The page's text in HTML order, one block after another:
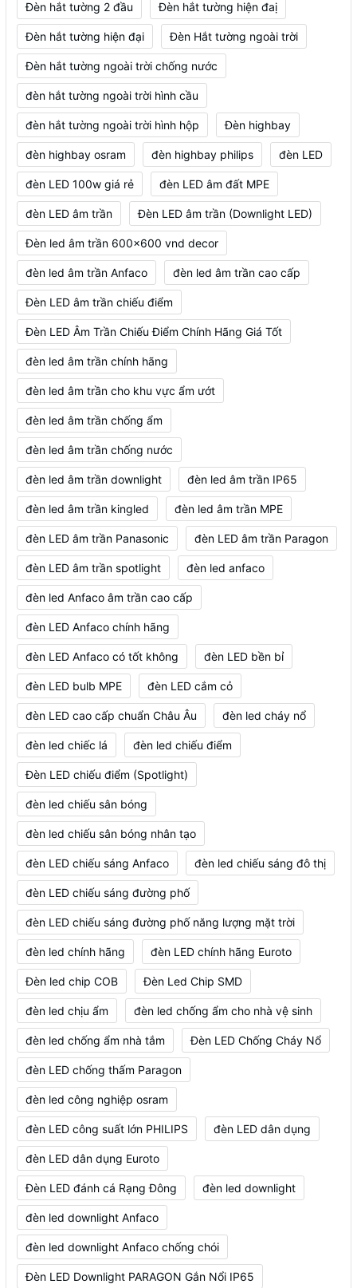
Đèn hắt tường 2 đầu Đèn hắt tường hiện đaị
Đèn hắt tường hiện đại Đèn Hắt tường ngoài trời
Đèn hắt tường ngoài trời chống nước
đèn hắt tường ngoài trời hình cầu
đèn hắt tường ngoài trời hình hộp Đèn highbay
đèn highbay osram đèn highbay philips đèn LED
đèn LED 100w giá rẻ đèn LED âm đất MPE
đèn LED âm trần Đèn LED âm trần (Downlight LED)
Đèn led âm trần 600x600 vnd decor
đèn led âm trần Anfaco đèn led âm trần cao cấp
Đèn LED âm trần chiếu điểm
Đèn LED Âm Trần Chiếu Điểm Chính Hãng Giá Tốt
đèn led âm trần chính hãng
đèn led âm trần cho khu vực ẩm ướt
đèn led âm trần chống ẩm
đèn led âm trần chống nước
đèn led âm trần downlight đèn led âm trần IP65
đèn led âm trần kingled đèn led âm trần MPE
đèn LED âm trần Panasonic đèn LED âm trần Paragon
đèn LED âm trần spotlight đèn led anfaco
đèn led Anfaco âm trần cao cấp
đèn LED Anfaco chính hãng
đèn LED Anfaco có tốt không đèn LED bền bỉ
đèn LED bulb MPE đèn LED cắm cỏ
đèn LED cao cấp chuẩn Châu Âu đèn led cháy nổ
đèn led chiếc lá đèn led chiếu điểm
Đèn LED chiếu điểm (Spotlight)
đèn led chiếu sân bóng
đèn led chiếu sân bóng nhân tạo
đèn LED chiếu sáng Anfaco đèn led chiếu sáng đô thị
đèn LED chiếu sáng đường phố
đèn LED chiếu sáng đường phố năng lượng mặt trời
đèn led chính hãng đèn LED chính hãng Euroto
Đèn led chip COB Đèn Led Chip SMD
đèn led chịu ẩm đèn led chống ẩm cho nhà vệ sinh
đèn led chống ẩm nhà tắm Đèn LED Chống Cháy Nổ
đèn LED chống thấm Paragon
đèn led công nghiệp osram
đèn LED công suất lớn PHILIPS đèn LED dân dụng
đèn LED dân dụng Euroto
Đèn LED đánh cá Rạng Đông đèn led downlight
đèn led downlight Anfaco
đèn led downlight Anfaco chống chói
Đèn LED Downlight PARAGON Gắn Nổi IP65